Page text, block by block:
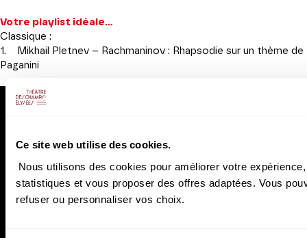
Ce site web utilise des cookies.
Nous utilisons des cookies pour améliorer votre
statistiques et vous proposer des offres adaptées. Vous
refuser ou personnaliser vos choix.
Votre playlist idéale...
Classique :
1. Mikhail Pletnev – Rachmaninov : Rhapsodie sur un thème de
Paganini